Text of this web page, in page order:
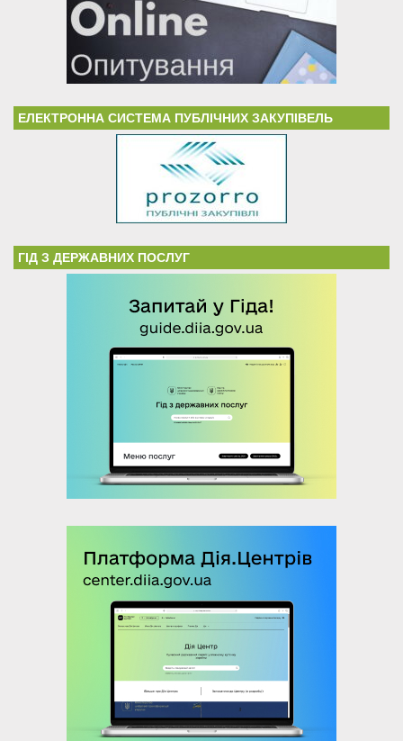
ЕЛЕКТРОННА СИСТЕМА ПУБЛІЧНИХ ЗАКУПІВЕЛЬ
ГІД З ДЕРЖАВНИХ ПОСЛУГ